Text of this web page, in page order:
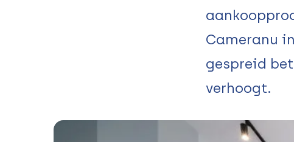
Cameranu
gespreid
verhoogt.